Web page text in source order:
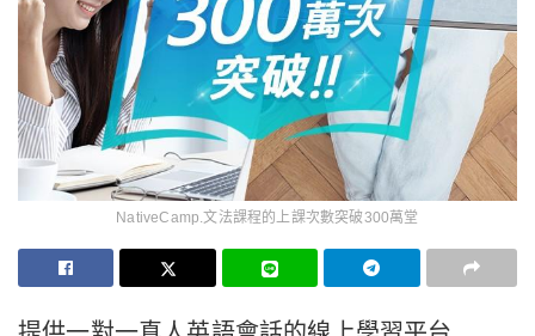
NativeCamp.文法課程的上課次數突破300萬堂